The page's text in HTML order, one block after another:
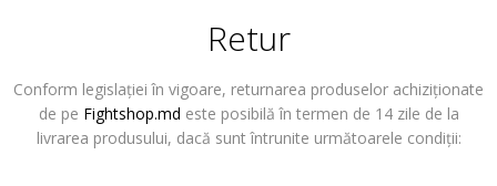
Retur
Conform legislației în vigoare, returnarea produselor achiziționate
de pe Fightshop.md este posibilă în termen de 14 zile de la
livrarea produsului, dacă sunt întrunite următoarele condiții: